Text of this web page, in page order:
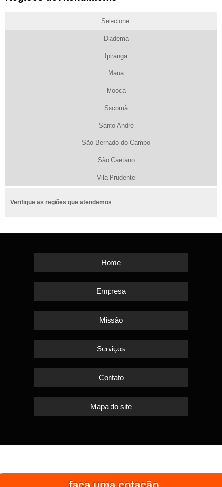
Selecione:
Diadema
Ipiranga
Maua
Mooca
Sacomã
Santo André
São Bernado do Campo
São Caetano
Vila Prudente
Verifique as regiões que atendemos
Home
Empresa
Missão
Serviços
Contato
Mapa do site